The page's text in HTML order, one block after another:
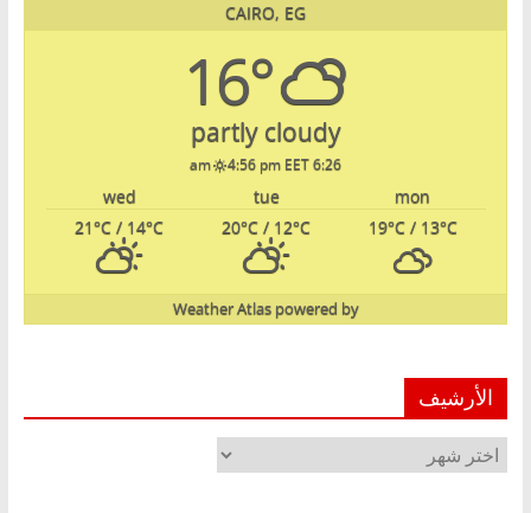
CAIRO, EG
16°
partly cloudy
6:26 am
4:56 pm EET
mon
tue
wed
19°C/ 13°C
20°C / 12°C
21°C / 14°C
powered by
Weather Atlas
الأرشيف
الأرشيف